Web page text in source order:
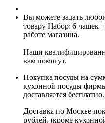
Вы можете задать
товару Набор: 6 чашек
работе магазина.
Наши
вам помогут.
Покупка посуды на
кухонной посуды
доставляется бесплатно.
Доставка по Москве
рублей, (кроме